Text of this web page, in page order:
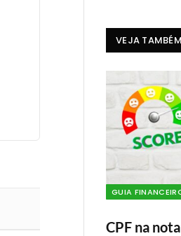
VEJA TAMBÉM
GUIA
CPF na